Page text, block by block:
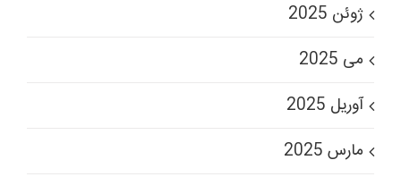
ژوئن 2025
می 2025
آوریل 2025
مارس 2025